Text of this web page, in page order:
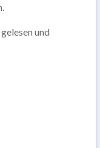
gelesen und